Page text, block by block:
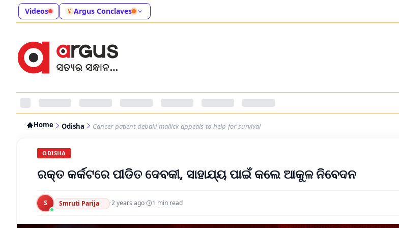
Videos Argus Conclaves
Home Odisha Cancer-patient-debaki-mallick-appeals-to-help-for-survival
ODISHA
ରକ୍ତ କର୍କଟରେ ପୀଡିତ ଦେବକୀ, ସାହାଯ୍ୟ ପାଇଁ କଲେ ଆକୁଳ ନିବେଦନ
S Smruti Parija ·2 years ago· 1 min read